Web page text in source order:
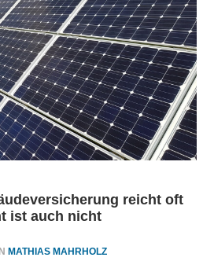
reicht oft
ist auch nicht
MATHIAS MAHRHOLZ